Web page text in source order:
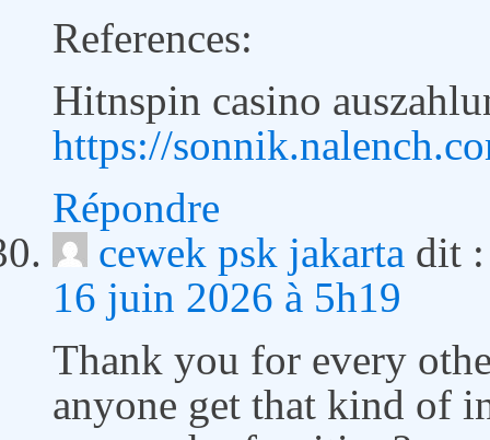
References:
Hitnspin casino
https://
Répondre
cewek psk jakarta dit :
16 juin 2026 à 5h19
Thank you for every
anyone get that kind of